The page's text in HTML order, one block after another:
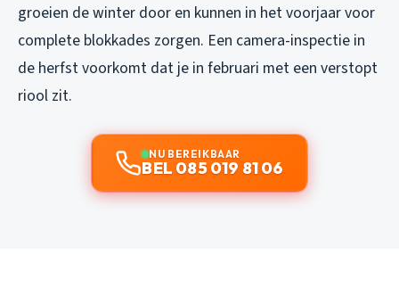
groeien de winter door en kunnen in het voorjaar voor
complete blokkades zorgen. Een camera-inspectie in
de herfst voorkomt dat je in februari met een verstopt
riool zit.
NU BEREIKBAAR
BEL 085 019 81 06